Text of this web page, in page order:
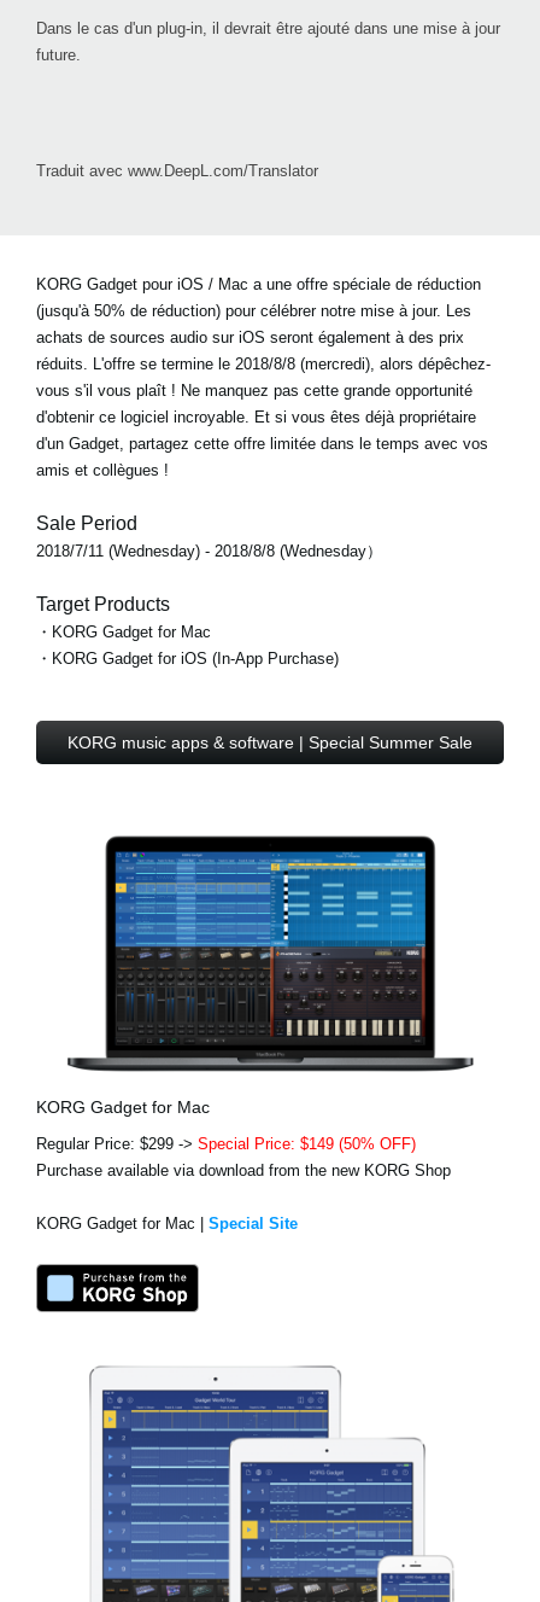
Dans le cas d'un plug-in, il devrait être ajouté dans une mise à jour
future.
Traduit avec www.DeepL.com/Translator
KORG Gadget pour iOS / Mac a une offre spéciale de réduction
(jusqu'à 50% de réduction) pour célébrer notre mise à jour. Les
achats de sources audio sur iOS seront également à des prix
réduits. L'offre se termine le 2018/8/8 (mercredi), alors dépêchez-
vous s'il vous plaît ! Ne manquez pas cette grande opportunité
d'obtenir ce logiciel incroyable. Et si vous êtes déjà propriétaire
d'un Gadget, partagez cette offre limitée dans le temps avec vos
amis et collègues !
Sale Period
2018/7/11 (Wednesday) - 2018/8/8 (Wednesday）
Target Products
・KORG Gadget for Mac
・KORG Gadget for iOS (In-App Purchase)
KORG music apps & software | Special Summer Sale
KORG Gadget for Mac
Regular Price: $299 -> Special Price: $149 (50% OFF)
Purchase available via download from the new KORG Shop
KORG Gadget for Mac | Special Site